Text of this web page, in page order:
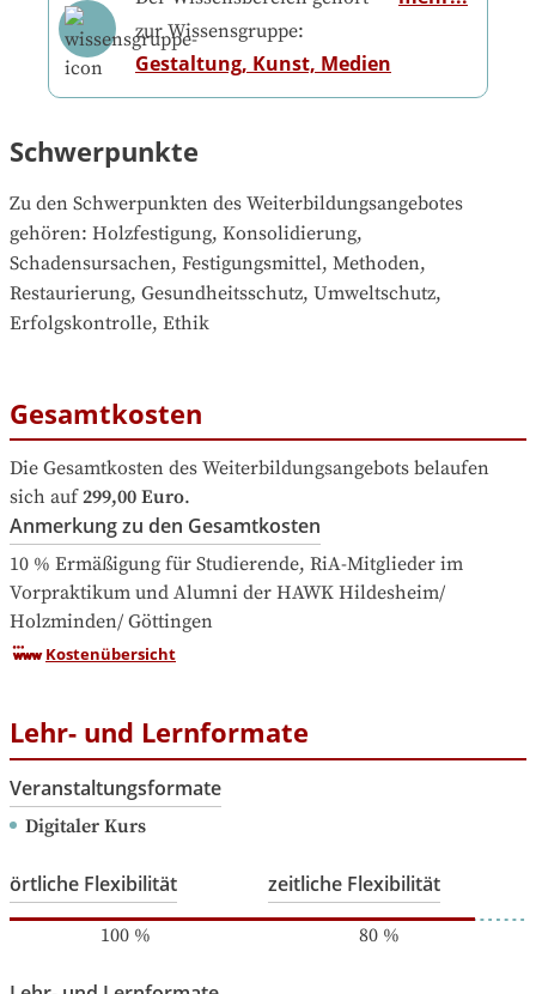
zur Wissensgruppe:
Gestaltung, Kunst, Medien
Schwerpunkte
Zu den Schwerpunkten des Weiterbildungsangebotes
gehören: Holzfestigung, Konsolidierung,
Schadensursachen, Festigungsmittel, Methoden,
Restaurierung, Gesundheitsschutz, Umweltschutz,
Erfolgskontrolle, Ethik
Gesamtkosten
Die Gesamtkosten des Weiterbildungsangebots belaufen
sich auf 299,00 Euro.
Anmerkung zu den Gesamtkosten
10 % Ermäßigung für Studierende, RiA-Mitglieder im
Vorpraktikum und Alumni der HAWK Hildesheim/
Holzminden/ Göttingen
Kostenübersicht
Lehr- und Lernformate
Veranstaltungsformate
Digitaler Kurs
örtliche Flexibilität
100%
zeitliche Flexibilität
80%